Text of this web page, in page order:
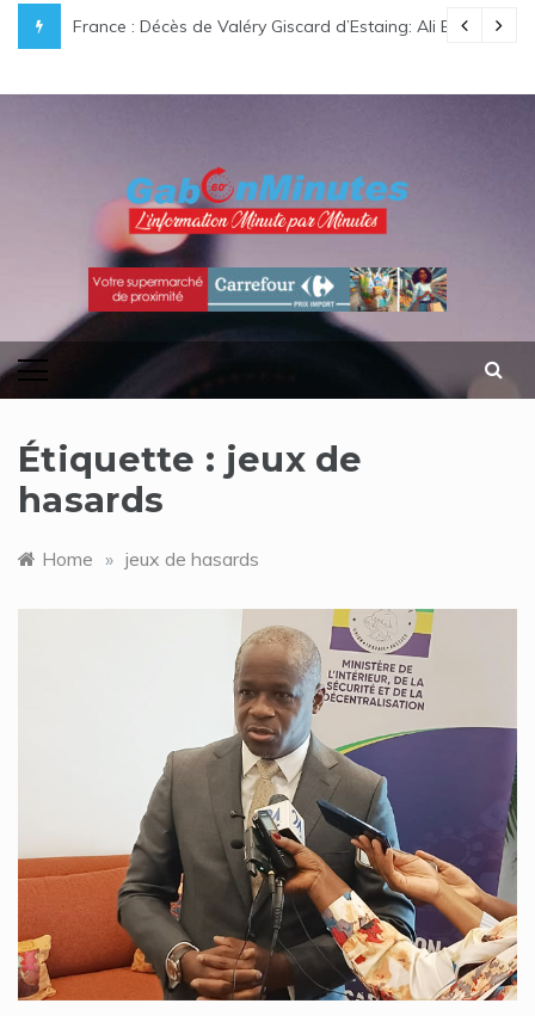
gabonaise au destin hors du commun
France : Décès de Valéry Giscard d’Estaing: Ali Bongo
gabonminutes.com
l'information minutes par minutes
Étiquette : jeux de
hasards
Home » jeux de hasards